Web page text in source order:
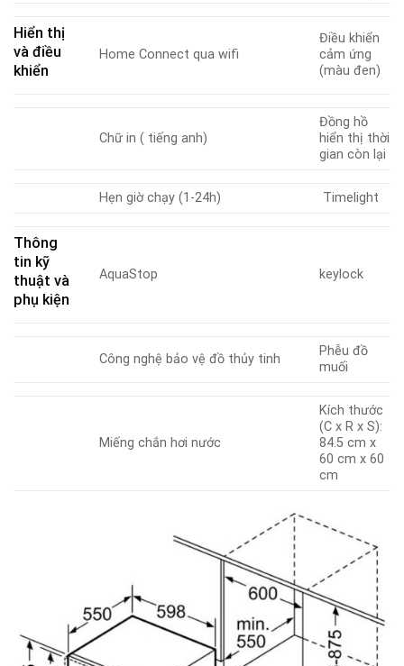
Hiển thị
và điều
khiển
Home Connect qua wifi
Điều khiển
cảm ứng
(màu đen)
Chữ in ( tiếng anh)
Đồng hồ
hiển thị thời
gian còn lại
Hẹn giờ chạy (1-24h) Timelight
Thông
tin kỹ
thuật và
phụ kiện
AquaStop keylock
Công nghệ bảo vệ đồ thủy tinh
Phễu đồ
muối
Miếng chắn hơi nước
Kích thước
(C x R x S):
84.5 cm x
60 cm x 60
cm